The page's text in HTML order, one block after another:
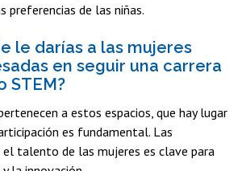
preferencias de las niñas.
le darías a las mujeres
en seguir una carrera
STEM?
a estos espacios, que hay lugar
es fundamental. Las
el talento de las mujeres es clave para